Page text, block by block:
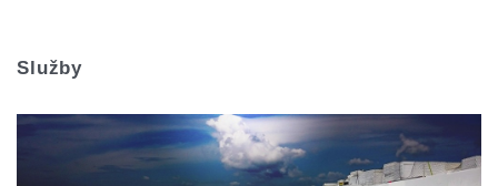
Služby